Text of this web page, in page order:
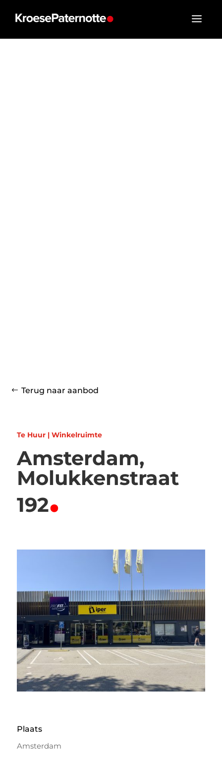
Terug naar aanbod
Te Huur | Winkelruimte
Amsterdam,
Molukkenstraat
192.
Plaats
Amsterdam